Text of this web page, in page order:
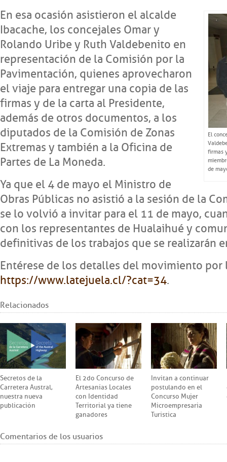
El
firmas
de
En esa ocasión asistieron el alcalde
Ibacache, los concejales Omar y
Rolando Uribe y Ruth Valdebenito en
representación de la Comisión por la
Pavimentación, quienes aprovecharon
el viaje para entregar una copia de las
firmas y de la carta al Presidente,
además de otros documentos, a los
diputados de la Comisión de Zonas
Extremas y también a la Oficina de
Partes de La Moneda.
Ya que el 4 de mayo el Ministro de
Obras Públicas no asistió a la sesión de la
se lo volvió a invitar para el 11 de mayo,
con los representantes de Hualaihué y
definitivas de los trabajos que se realizarán
Entérese de los detalles del movimiento
https://www.latejuela.cl/?cat=34.
Relacionados
Secretos de la
Carretera Austral,
nuestra nueva
publicación
El 2do Concurso de
Artesanías Locales
con Identidad
Territorial ya tiene
ganadores
Invitan a continuar
postulando en el
Concurso Mujer
Microempresaria
Turística
Comentarios de los usuarios